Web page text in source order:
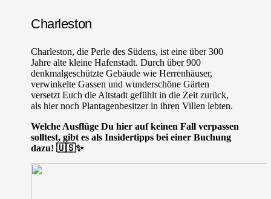
Charleston
Charleston, die Perle des Südens, ist eine über 300
Jahre alte kleine Hafenstadt. Durch über 900
denkmalgeschützte Gebäude wie Herrenhäuser,
verwinkelte Gassen und wunderschöne Gärten
versetzt Euch die Altstadt gefühlt in die Zeit zurück,
als hier noch Plantagenbesitzer in ihren Villen lebten.
Welche Ausflüge Du hier auf keinen Fall verpassen
solltest, gibt es als Insidertipps bei einer Buchung
dazu! 🇺🇸✨